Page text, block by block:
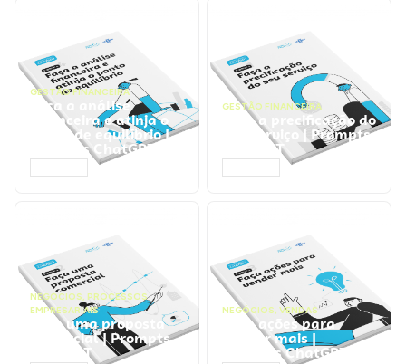
GESTÃO FINANCEIRA
Faça a análise
financeira e atinja o
ponto de equilíbrio |
Prompts ChatGPT
GESTÃO FINANCEIRA
Faça a precificação do
seu serviço | Prompts
ChatGPT
NEGÓCIOS, PROCESSOS
EMPRESARIAIS
Faça uma proposta
comercial | Prompts
ChatGPT
NEGÓCIOS, VENDAS
Faça ações para
vender mais |
Prompts ChatGPT